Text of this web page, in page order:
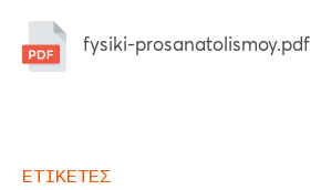
fysiki-prosanatolismoy.pdf
ΕΤΙΚΕΤΕΣ